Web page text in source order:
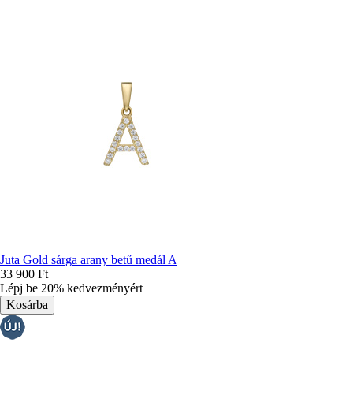
Juta Gold sárga arany betű medál A
33 900 Ft
Lépj be 20% kedvezményért